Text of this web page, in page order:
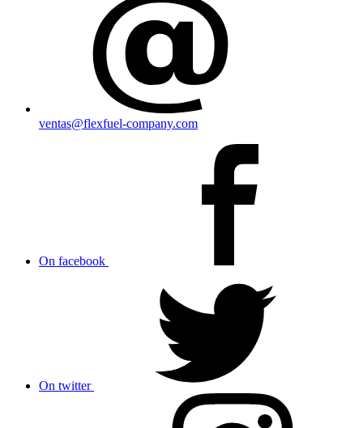
ventas@flexfuel-company.com
On facebook
On twitter